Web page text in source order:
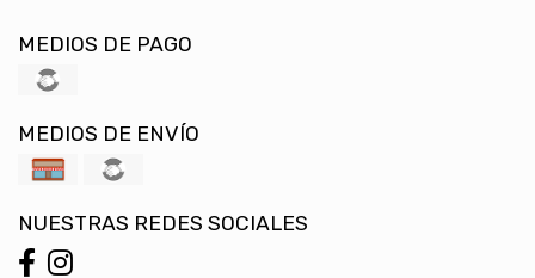
MEDIOS DE PAGO
MEDIOS DE ENVÍO
NUESTRAS REDES SOCIALES